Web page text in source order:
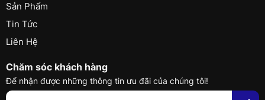
Sản Phẩm
Tin Tức
Liên Hệ
Chăm sóc khách hàng
Để nhận được những thông tin ưu đãi của chúng tôi!